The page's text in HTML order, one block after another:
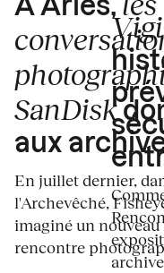
À Arles,
SanDisk
aux
En juillet dernier,
l'Archevêché,
imaginé un nouveau
rencontre